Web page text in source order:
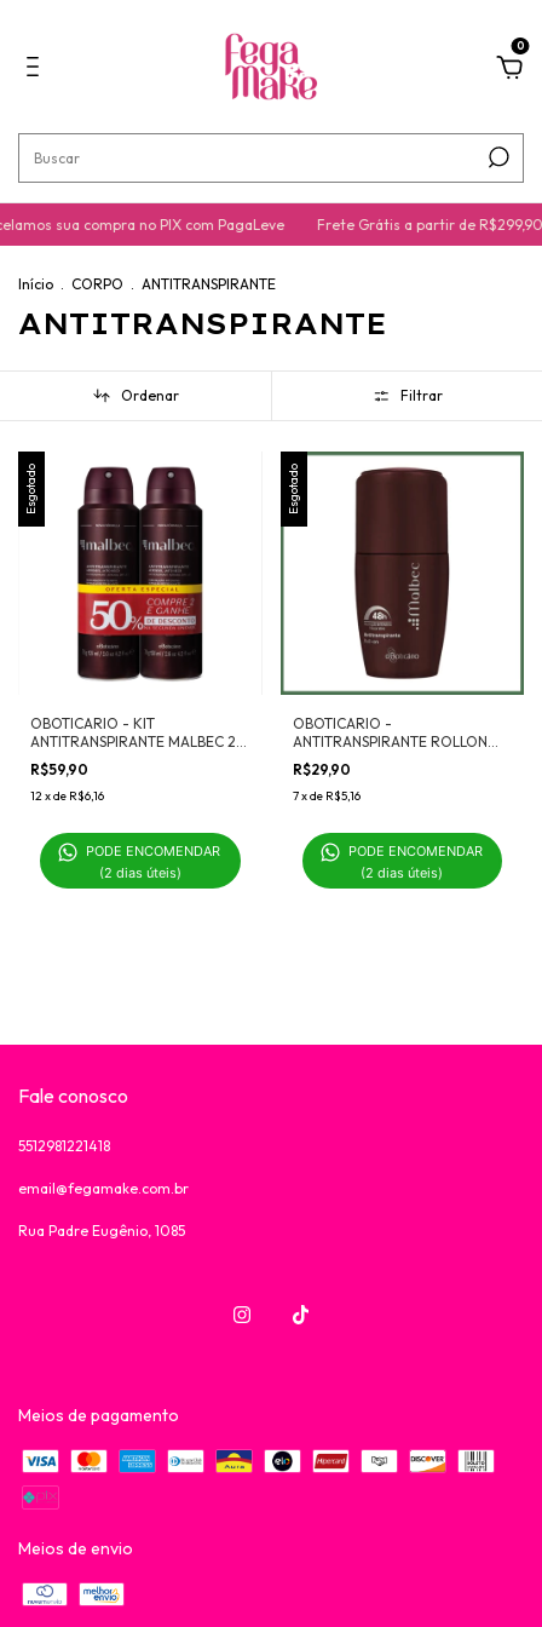
0
sua compra no PIX com PagaLeve Frete Grátis a partir de R$299,90
Início . CORPO . ANTITRANSPIRANTE
ANTITRANSPIRANTE
Ordenar Filtrar
Esgotado
OBOTICARIO - KIT
ANTITRANSPIRANTE MALBEC 2X
125ML
R$59,90
12xde R$6,16
PODE ENCOMENDAR
(2 dias úteis)
Esgotado
OBOTICARIO -
ANTITRANSPIRANTE ROLLON
MALBEC 55ML
R$29,90
7xde R$5,16
PODE ENCOMENDAR
(2 dias úteis)
Fale conosco
5512981221418
email@fegamake.com.br
Rua Padre Eugênio, 1085
Meios de pagamento
Meios de envio